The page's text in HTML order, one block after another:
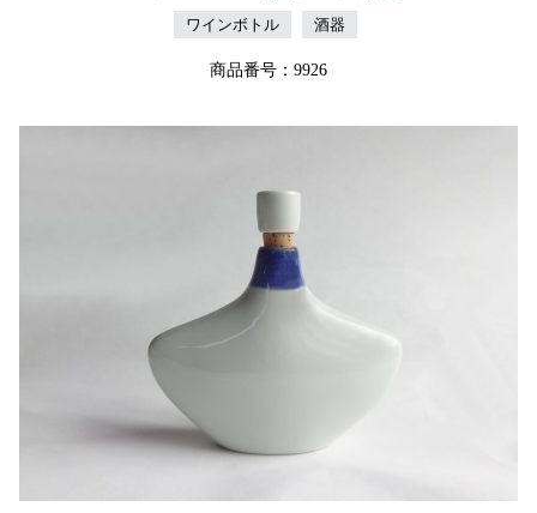
ワインボトル 酒器
商品番号：9926